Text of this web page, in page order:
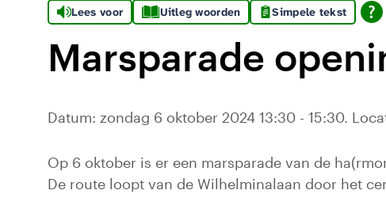
Lees voor Uitleg woorden Simpele tekst
Marsparade
Datum: zondag 6 oktober 2024 13:30 - 15:30.
Op 6 oktober is er een marsparade van de
De route loopt van de Wilhelminalaan door het